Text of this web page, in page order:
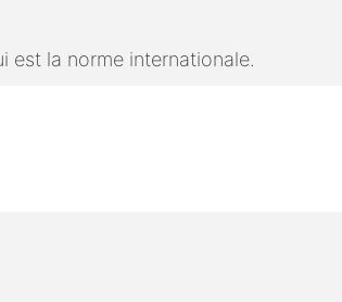
est la norme internationale.